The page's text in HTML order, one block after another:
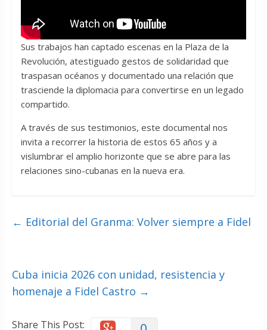
Sus trabajos han captado escenas en la Plaza de la
Revolución, atestiguado gestos de solidaridad que
traspasan océanos y documentado una relación que
trasciende la diplomacia para convertirse en un legado
compartido.
A través de sus testimonios, este documental nos
invita a recorrer la historia de estos 65 años y a
vislumbrar el amplio horizonte que se abre para las
relaciones sino-cubanas en la nueva era.
← Editorial del Granma: Volver siempre a Fidel
Cuba inicia 2026 con unidad, resistencia y
homenaje a Fidel Castro →
Share This Post: